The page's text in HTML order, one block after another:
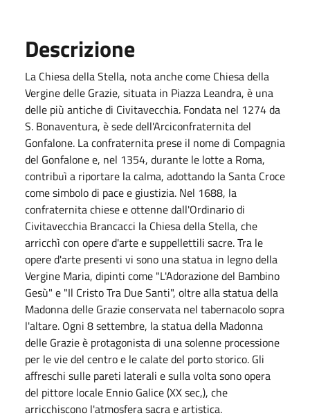
Descrizione
La Chiesa della Stella, nota anche come Chiesa della
Vergine delle Grazie, situata in Piazza Leandra, è una
delle più antiche di Civitavecchia. Fondata nel 1274 da
S. Bonaventura, è sede dell'Arciconfraternita del
Gonfalone. La confraternita prese il nome di Compagnia
del Gonfalone e, nel 1354, durante le lotte a Roma,
contribuì a riportare la calma, adottando la Santa Croce
come simbolo di pace e giustizia. Nel 1688, la
confraternita chiese e ottenne dall'Ordinario di
Civitavecchia Brancacci la Chiesa della Stella, che
arricchì con opere d'arte e suppellettili sacre. Tra le
opere d'arte presenti vi sono una statua in legno della
Vergine Maria, dipinti come "L'Adorazione del Bambino
Gesù" e "Il Cristo Tra Due Santi", oltre alla statua della
Madonna delle Grazie conservata nel tabernacolo sopra
l'altare. Ogni 8 settembre, la statua della Madonna
delle Grazie è protagonista di una solenne processione
per le vie del centro e le calate del porto storico. Gli
affreschi sulle pareti laterali e sulla volta sono opera
del pittore locale Ennio Galice (XX sec,), che
arricchiscono l'atmosfera sacra e artistica.